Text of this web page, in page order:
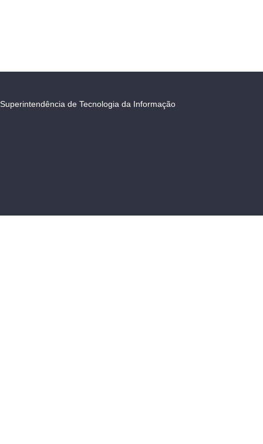
Superintendência de Tecnologia da Informação